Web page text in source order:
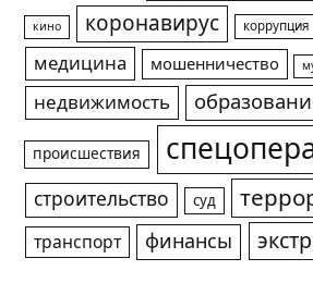
кино коронавирус коррупция
медицина
мошенничество
недвижимость
происшествия
строительство суд
транспорт финансы